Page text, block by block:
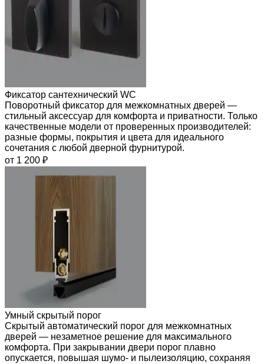
Фиксатор сантехнический WC
Поворотный фиксатор для межкомнатных дверей —
стильный аксессуар для комфорта и приватности. Только
качественные модели от проверенных производителей:
разные формы, покрытия и цвета для идеального
сочетания с любой дверной фурнитурой.
от 1 200 ₽
Умный скрытый порог
Скрытый автоматический порог для межкомнатных
дверей — незаметное решение для максимального
комфорта. При закрывании двери порог плавно
опускается, повышая шумо- и пылеизоляцию, сохраняя